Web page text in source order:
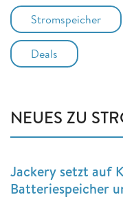
Stromspeicher
Deals
NEUES ZU
Jackery setzt auf
Batteriespeicher